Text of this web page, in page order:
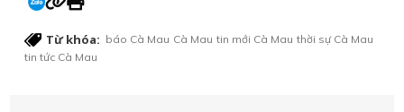
Từ khóa: báo Cà Mau Cà Mau tin mới Cà Mau thời sự Cà Mau
tin tức Cà Mau